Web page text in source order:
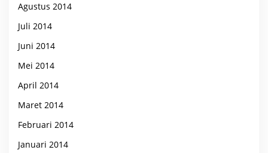
Agustus 2014
Juli 2014
Juni 2014
Mei 2014
April 2014
Maret 2014
Februari 2014
Januari 2014